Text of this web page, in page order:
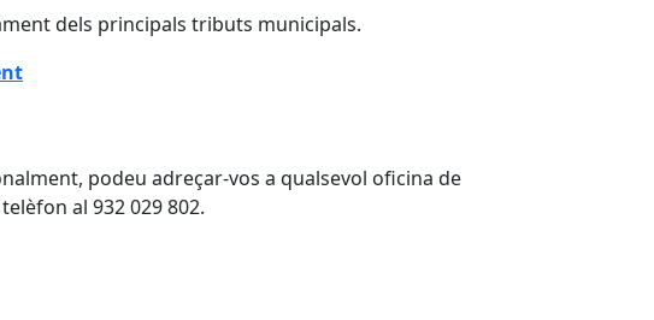
dels principals tributs municipals.
podeu adreçar-vos a qualsevol oficina de
al 932 029 802.